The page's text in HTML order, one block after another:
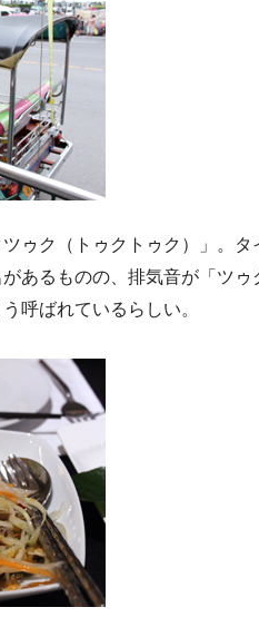
ゥク（トゥクトゥク）」。
あるものの、排気音が「ツゥ
呼ばれているらしい。